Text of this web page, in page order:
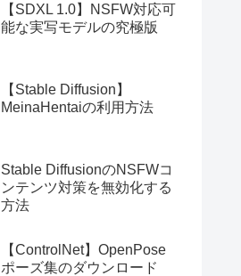
【SDXL 1.0】NSFW対応可
能な実写モデルの究極版
【Stable Diffusion】
MeinaHentaiの利用方法
Stable DiffusionのNSFWコ
ンテンツ対策を無効化する
方法
【ControlNet】OpenPose
ポーズ集のダウンロード